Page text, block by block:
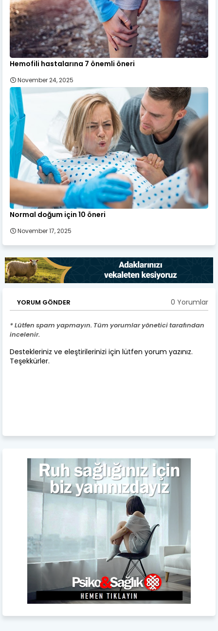
Hemofili hastalarına 7 önemli öneri
November 24, 2025
Normal doğum için 10 öneri
November 17, 2025
YORUM GÖNDER 0 Yorumlar
* Lütfen spam yapmayın. Tüm yorumlar yönetici tarafından
incelenir.
Destekleriniz ve eleştirilerinizi için lütfen yorum yazınız.
Teşekkürler.